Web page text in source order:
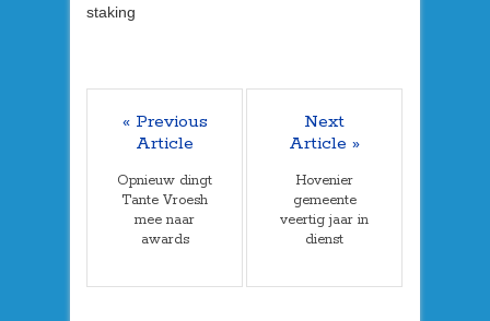
staking
« Previous
Article
Opnieuw dingt
Tante Vroesh
mee naar
awards
Next
Article »
Hovenier
gemeente
veertig jaar in
dienst